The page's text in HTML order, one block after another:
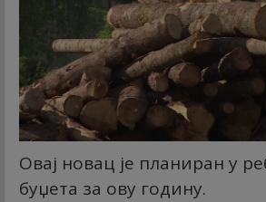
Овај новац је планиран у
буџета за ову годину.